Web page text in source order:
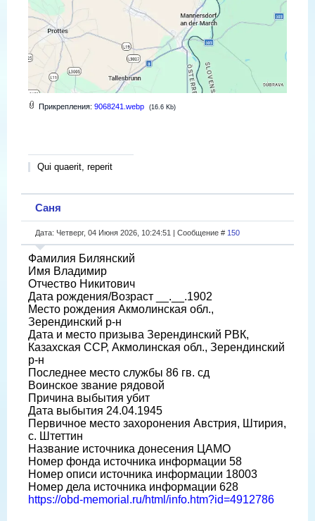
Прикрепления: 9068241.webp (16.6 Kb)
Qui quaerit, reperit
Саня
Дата: Четверг, 04 Июня 2026, 10:24:51 | Сообщение # 150
Фамилия Билянский
Имя Владимир
Отчество Никитович
Дата рождения/Возраст __.__.1902
Место рождения Акмолинская обл.,
Зерендинский р-н
Дата и место призыва Зерендинский РВК,
Казахская ССР, Акмолинская обл., Зерендинский
р-н
Последнее место службы 86 гв. сд
Воинское звание рядовой
Причина выбытия убит
Дата выбытия 24.04.1945
Первичное место захоронения Австрия, Штирия,
с. Штеттин
Название источника донесения ЦАМО
Номер фонда источника информации 58
Номер описи источника информации 18003
Номер дела источника информации 628
https://obd-memorial.ru/html/info.htm?id=4912786